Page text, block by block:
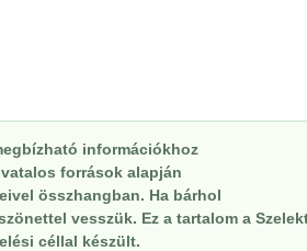
információkhoz
források alapján
összhangban. Ha bárhol
vesszük. Ez a tartalom a
céllal készült.